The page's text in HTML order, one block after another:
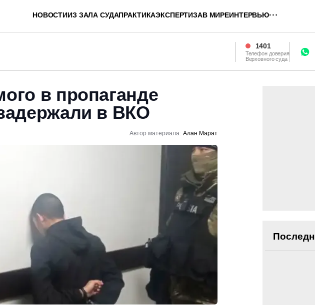
НОВОСТИИЗ ЗАЛА СУДАПРАКТИКАЭКСПЕРТИЗАВ МИРЕИНТЕРВЬЮ
1401
Телефон доверия
Верховного суда
в пропаганде
в ВКО
Автор материала: Алан Марат